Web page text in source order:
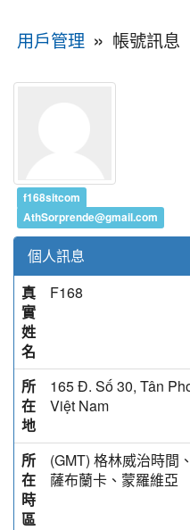
用戶管理 » 帳號訊息
f168sitcom
AthSorprende@gmail.com
個人訊息
真
實
姓
名
F168
所
在
地
165 Đ. Số 30, Tân
Việt Nam
所
在
時
區
(GMT) 格林威治時間
薩布蘭卡、蒙羅維亞